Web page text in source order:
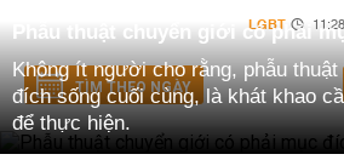
LGBT
TÌM THEO NGÀY
Phẫu thuật chuyển giới có phải
Không ít người cho rằng, phẫu
đích sống cuối cùng, là khát khao
để thực hiện.